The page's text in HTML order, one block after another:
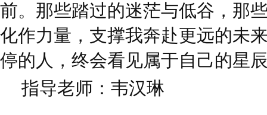
前。那些踏过的迷茫与低谷，那
化作力量，支撑我奔赴更远的未
停的人，终会看见属于自己的星
指导老师：韦汉琳